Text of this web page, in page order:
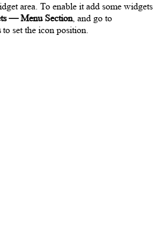
area. To enable it add some widgets
— Menu Section, and go to
to set the icon position.